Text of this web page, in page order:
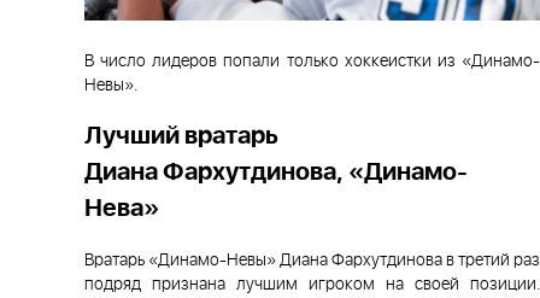
В число лидеров попали только хоккеистки из «Динамо-
Невы».
Лучший вратарь
Диана Фархутдинова, «Динамо-
Нева»
Вратарь «Динамо-Невы» Диана Фархутдинова в третий раз
подряд признана лучшим игроком на своей позиции.